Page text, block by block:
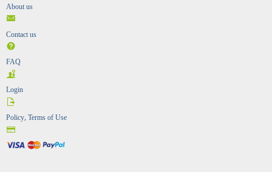
About us
Contact us
FAQ
Login
Policy, Terms of Use